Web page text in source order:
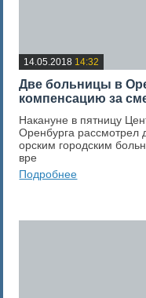
14.05.2018 14:32
Две больницы в
компенсацию за
Накануне в пятницу
Оренбурга рассмотрел
орским городским
вре
Подробнее